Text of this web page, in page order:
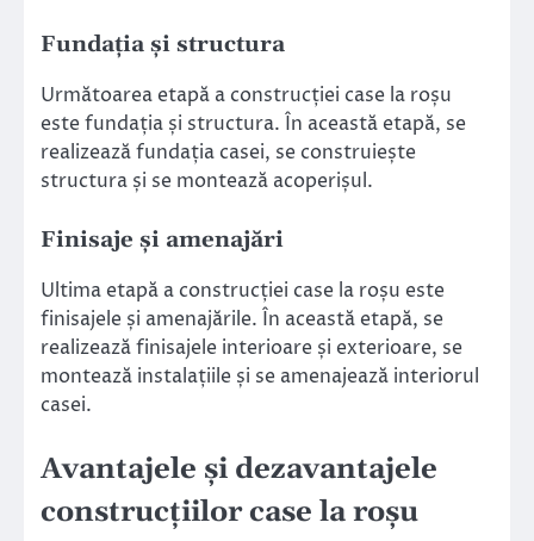
Fundația și structura
Următoarea etapă a construcției case la roșu
este fundația și structura. În această etapă, se
realizează fundația casei, se construiește
structura și se montează acoperișul.
Finisaje și amenajări
Ultima etapă a construcției case la roșu este
finisajele și amenajările. În această etapă, se
realizează finisajele interioare și exterioare, se
montează instalațiile și se amenajează interiorul
casei.
Avantajele și dezavantajele
construcțiilor case la roșu